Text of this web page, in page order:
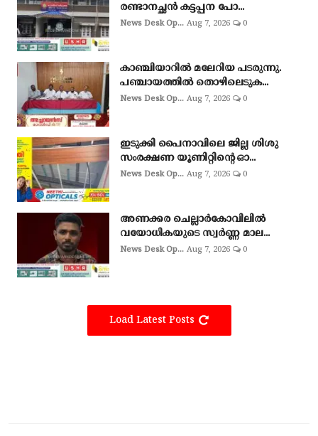
രണ്ടാനച്ഛൻ കട്ടപ്പന പോ...
News Desk Op... Aug 7, 2026 0
കാഞ്ചിയാറിൽ മലേറിയ പടരുന്നു.
പഞ്ചായത്തിൽ തൊഴിലെടുക...
News Desk Op... Aug 7, 2026 0
ഇടുക്കി പൈനാവിലെ ജില്ല ശിശു
സംരക്ഷണ യൂണിറ്റിന്റെ ഓ...
News Desk Op... Aug 7, 2026 0
അണക്കര ചെല്ലാര്‍കോവിലില്‍
വയോധികയുടെ സ്വര്‍ണ്ണ മാല...
News Desk Op... Aug 7, 2026 0
Load Latest Posts